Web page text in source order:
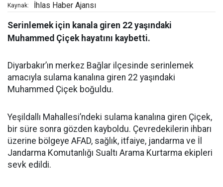
Kaynak: İhlas Haber Ajansı
Serinlemek için kanala giren 22 yaşındaki
Muhammed Çiçek hayatını kaybetti.
Diyarbakır’ın merkez Bağlar ilçesinde serinlemek
amacıyla sulama kanalına giren 22 yaşındaki
Muhammed Çiçek boğuldu.
Yeşildallı Mahallesi’ndeki sulama kanalına giren Çiçek,
bir süre sonra gözden kayboldu. Çevredekilerin ihbarı
üzerine bölgeye AFAD, sağlık, itfaiye, jandarma ve İl
Jandarma Komutanlığı Sualtı Arama Kurtarma ekipleri
sevk edildi.